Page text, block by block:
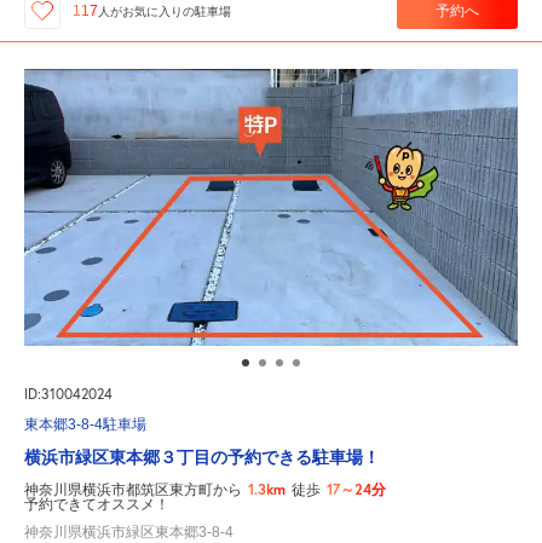
117 人がお気に入りの駐車場 予約へ
ID:310042024
東本郷3-8-4駐車場
横浜市緑区東本郷３丁目の予約できる駐車場！
神奈川県横浜市都筑区東方町から 1.3km 徒歩 17～24分
予約できてオススメ！
神奈川県横浜市緑区東本郷3-8-4